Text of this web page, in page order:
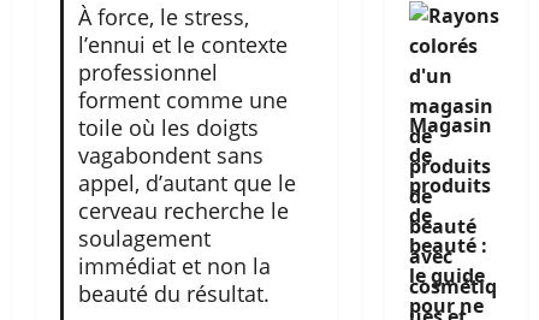
À force, le stress,
l’ennui et le contexte
professionnel
forment comme une
toile où les doigts
vagabondent sans
appel, d’autant que le
cerveau recherche le
soulagement
immédiat et non la
beauté du résultat.
Magasin
de
produits
de
beauté :
le guide
pour ne